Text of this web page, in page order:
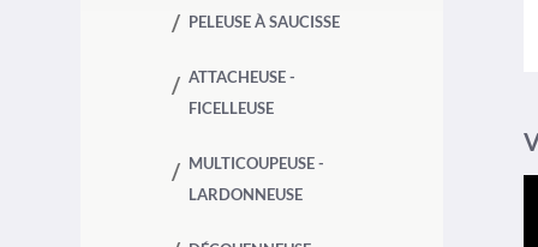
PELEUSE À SAUCISSE
ATTACHEUSE -
FICELLEUSE
MULTICOUPEUSE -
LARDONNEUSE